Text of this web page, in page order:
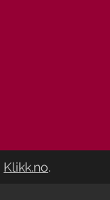
Klikk.no.